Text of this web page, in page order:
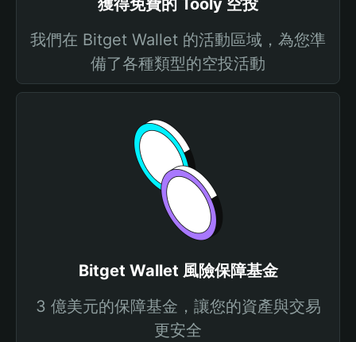
獲得免費的 Tooly 空投
我們在 Bitget Wallet 的活動區域，為您準
備了各種類型的空投活動
Bitget Wallet 風險保障基金
3 億美元的保障基金，讓您的資產與交易
更安全